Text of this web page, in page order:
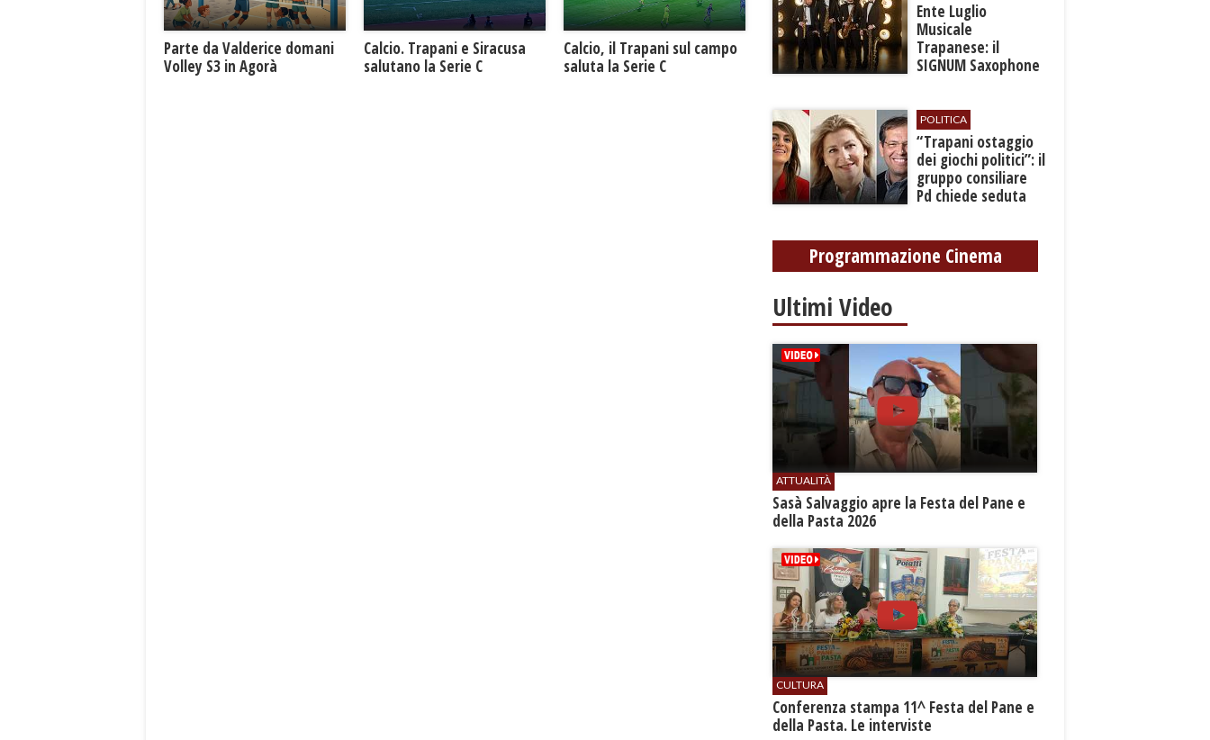
Parte da Valderice domani
Volley S3 in Agorà
Calcio. Trapani e Siracusa
salutano la Serie C
Calcio, il Trapani sul campo
saluta la Serie C
Ente Luglio
Musicale
Trapanese: il
SIGNUM Saxophone
Dream”
POLITICA
​“Trapani ostaggio
dei giochi politici”: il
gruppo consiliare
Pd chiede seduta
Programmazione Cinema
Ultimi Video
ATTUALITÀ
Sasà Salvaggio apre la Festa del Pane e
della Pasta 2026
CULTURA
Conferenza stampa 11^ Festa del Pane e
della Pasta. Le interviste